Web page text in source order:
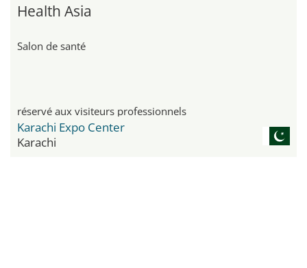
Health Asia
Salon de santé
réservé aux visiteurs professionnels
Karachi Expo Center
Karachi